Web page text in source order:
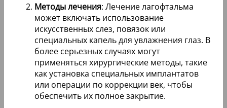
Методы лечения: Лечение лагофтальма
может включать использование
искусственных слез, повязок или
специальных капель для увлажнения глаз. В
более серьезных случаях могут
применяться хирургические методы, такие
как установка специальных имплантатов
или операции по коррекции век, чтобы
обеспечить их полное закрытие.